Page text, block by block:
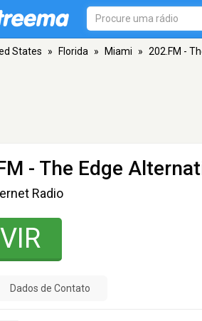
States » Florida » Miami » 202.FM -
- The Edge
Radio
Dados de Contato